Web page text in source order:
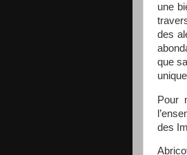
une
des
que
Pour
des